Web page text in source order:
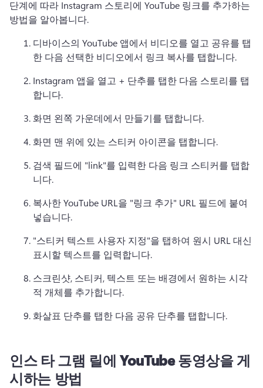
단계에 따라 Instagram 스토리에 YouTube 링크를 추가하는
방법을 알아봅니다.
디바이스의 YouTube 앱에서 비디오를 열고 공유를 탭
한 다음 선택한 비디오에서 링크 복사를 탭합니다.
Instagram 앱을 열고 + 단추를 탭한 다음 스토리를 탭
합니다.
화면 왼쪽 가운데에서 만들기를 탭합니다.
화면 맨 위에 있는 스티커 아이콘을 탭합니다.
검색 필드에 "link"를 입력한 다음 링크 스티커를 탭합
니다.
복사한 YouTube URL을 "링크 추가" URL 필드에 붙여
넣습니다.
"스티커 텍스트 사용자 지정"을 탭하여 원시 URL 대신
표시할 텍스트를 입력합니다.
스크린샷, 스티커, 텍스트 또는 배경에서 원하는 시각
적 개체를 추가합니다.
화살표 단추를 탭한 다음 공유 단추를 탭합니다.
인스 타 그램 릴에 YouTube 동영상을 게
시하는 방법